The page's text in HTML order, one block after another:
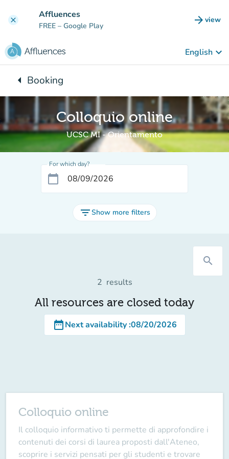
clear Affluences
FREE – Google Play arrow_forward view
(new
English keyboard_arrow_down
arrow_leftBack to:
Booking
Colloquio online
UCSC MI - Orientamento
For which day?
calendar_today
filter_listShow more filters
search
2 results
All resources are closed today
date_rangeNext availability:08/20/2026
Colloquio online
Il colloquio informativo ti permette di approfondire i
contenuti dei corsi di laurea proposti dall'Ateneo,
scoprire i servizi pensati per gli studenti e trovare